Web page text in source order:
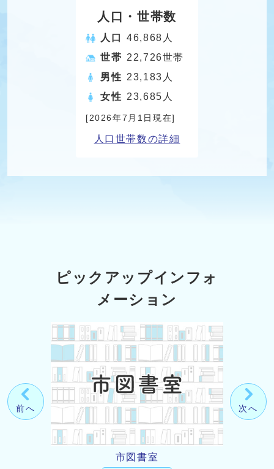
人口・世帯数
人口
46,868人
世帯 22,726世帯
男性 23,183人
女性 23,685人
[2026年7月1日現在]
人口世帯数の詳細
ピックアップインフォ
メーション
前へ
市図書室
次へ